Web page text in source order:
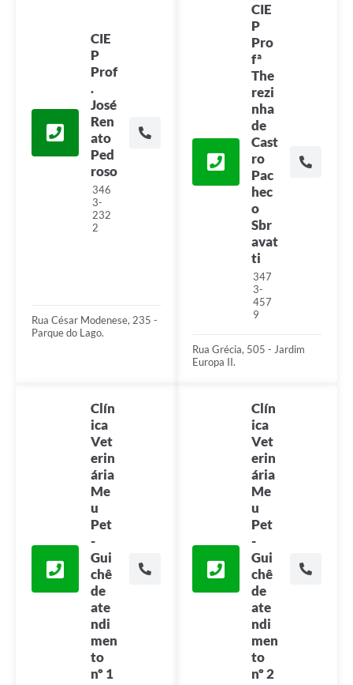
CIE
P
Prof
.
José
Ren
ato
Ped
roso
346
3-
232
2
Rua César Modenese, 235 -
Parque do Lago.
CIE
P
Pro
fª
The
rezi
nha
de
Cast
ro
Pac
hec
o
Sbr
avat
ti
347
3-
457
9
Rua Grécia, 505 - Jardim
Europa II.
Clín
ica
Vet
erin
ária
Me
u
Pet
-
Gui
chê
de
ate
ndi
men
to
nº 1
Clín
ica
Vet
erin
ária
Me
u
Pet
-
Gui
chê
de
ate
ndi
men
to
nº 2